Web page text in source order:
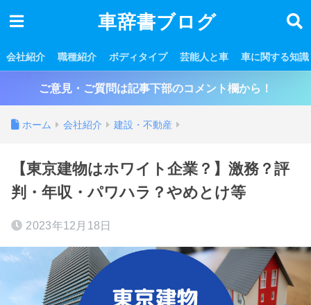
車辞書ブログ
会社紹介 職種紹介 ボディタイプ 芸能人と車 車に関する知識
ご意見・ご質問は記事下部のコメント欄から！
ホーム 会社紹介 建設・不動産
【東京建物はホワイト企業？】激務？評
判・年収・パワハラ？やめとけ等
2023年12月18日